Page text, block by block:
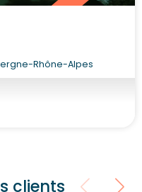
Rhône-Alpes
clients